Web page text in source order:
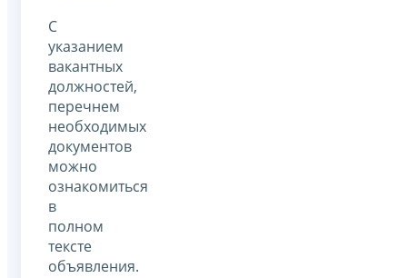
С
указанием
вакантных
должностей,
перечнем
необходимых
документов
можно
ознакомиться
в
полном
тексте
объявления.